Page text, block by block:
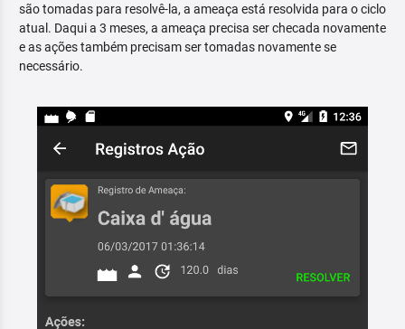
são tomadas para resolvê-la, a ameaça está resolvida para o ciclo
atual. Daqui a 3 meses, a ameaça precisa ser checada novamente
e as ações também precisam ser tomadas novamente se
necessário.